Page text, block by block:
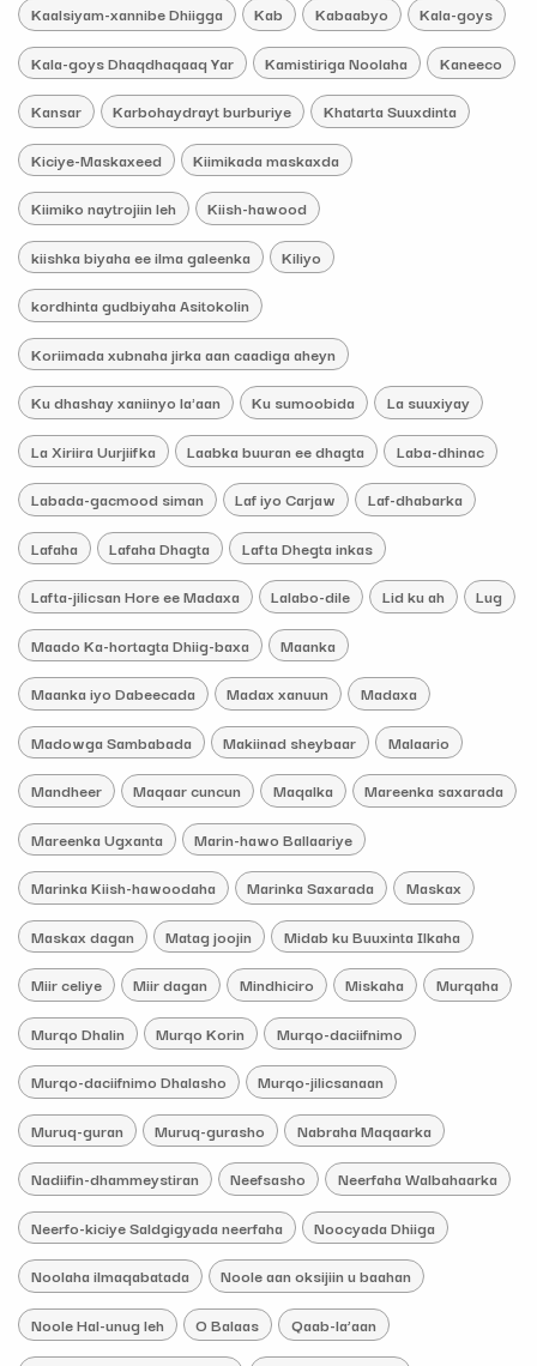
Kaalsiyam-xannibe Dhiigga Kab Kabaabyo Kala-goys
Kala-goys Dhaqdhaqaaq Yar Kamistiriga Noolaha Kaneeco
Kansar Karbohaydrayt burburiye Khatarta Suuxdinta
Kiciye-Maskaxeed Kiimikada maskaxda
Kiimiko naytrojiin leh Kiish-hawood
kiishka biyaha ee ilma galeenka Kiliyo
kordhinta gudbiyaha Asitokolin
Koriimada xubnaha jirka aan caadiga aheyn
Ku dhashay xaniinyo la'aan Ku sumoobida La suuxiyay
La Xiriira Uurjiifka Laabka buuran ee dhagta Laba-dhinac
Labada-gacmood siman Laf iyo Carjaw Laf-dhabarka
Lafaha Lafaha Dhagta Lafta Dhegta inkas
Lafta-jilicsan Hore ee Madaxa Lalabo-dile Lid ku ah Lug
Maado Ka-hortagta Dhiig-baxa Maanka
Maanka iyo Dabeecada Madax xanuun Madaxa
Madowga Sambabada Makiinad sheybaar Malaario
Mandheer Maqaar cuncun Maqalka Mareenka saxarada
Mareenka Ugxanta Marin-hawo Ballaariye
Marinka Kiish-hawoodaha Marinka Saxarada Maskax
Maskax dagan Matag joojin Midab ku Buuxinta Ilkaha
Miir celiye Miir dagan Mindhiciro Miskaha Murqaha
Murqo Dhalin Murqo Korin Murqo-daciifnimo
Murqo-daciifnimo Dhalasho Murqo-jilicsanaan
Muruq-guran Muruq-gurasho Nabraha Maqaarka
Nadiifin-dhammeystiran Neefsasho Neerfaha Walbahaarka
Neerfo-kiciye Saldgigyada neerfaha Noocyada Dhiiga
Noolaha ilmaqabatada Noole aan oksijiin u baahan
Noole Hal-unug leh O Balaas Qaab-la’aan